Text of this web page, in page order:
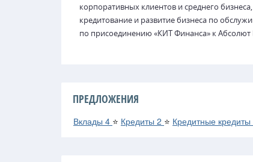
корпоративных клиентов и среднего
кредитование и развитие бизнеса по
по присоединению «КИТ Финанса» к Абсолют
ПРЕДЛОЖЕНИЯ
Вклады 4 ⭐ Кредиты 2 ⭐ Кредитные кредиты